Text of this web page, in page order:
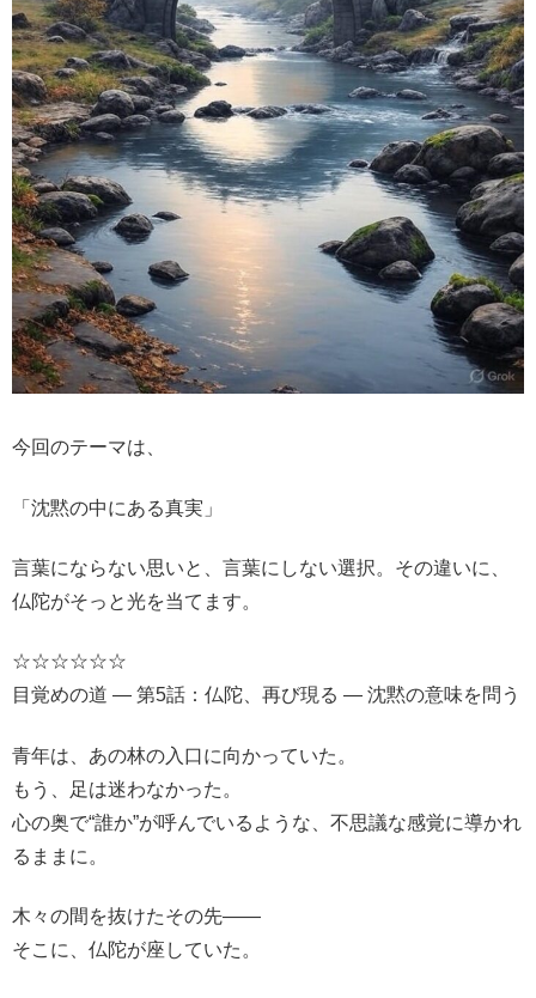
今回のテーマは、
「沈黙の中にある真実」
言葉にならない思いと、言葉にしない選択。その違いに、
仏陀がそっと光を当てます。
☆☆☆☆☆☆
目覚めの道 ― 第5話：仏陀、再び現る ― 沈黙の意味を問う
青年は、あの林の入口に向かっていた。
もう、足は迷わなかった。
心の奥で“誰か”が呼んでいるような、不思議な感覚に導かれ
るままに。
木々の間を抜けたその先――
そこに、仏陀が座していた。